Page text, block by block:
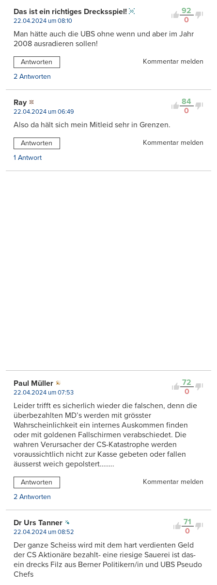
92
0
Das ist ein richtiges Drecksspiel!
22.04.2024 um 08:10
Man hätte auch die UBS ohne wenn und aber im Jahr
2008 ausradieren sollen!
Antworten
Kommentar melden
2 Antworten
84
0
Ray
22.04.2024 um 06:49
Also da hält sich mein Mitleid sehr in Grenzen.
Antworten
Kommentar melden
1 Antwort
72
0
Paul Müller
22.04.2024 um 07:53
Leider trifft es sicherlich wieder die falschen, denn die
überbezahlten MD’s werden mit grösster
Wahrscheinlichkeit ein internes Auskommen finden
oder mit goldenen Fallschirmen verabschiedet. Die
wahren Verursacher der CS-Katastrophe werden
voraussichtlich nicht zur Kasse gebeten oder fallen
äusserst weich gepolstert……..
Antworten
Kommentar melden
2 Antworten
71
0
Dr Urs Tanner
22.04.2024 um 08:52
Der ganze Scheiss wird mit dem hart verdienten Geld
der CS Aktionäre bezahlt- eine riesige Sauerei ist das-
ein drecks Filz aus Berner Politikern/in und UBS Pseudo
Chefs